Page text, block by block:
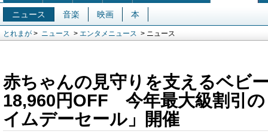
ニュース 音楽 映画 本
とれまが > ニュース > エンタメニュース > ニュース
赤ちゃんの見守りを支えるベビ
18,960円OFF 今年最大級割引
イムデーセール」開催